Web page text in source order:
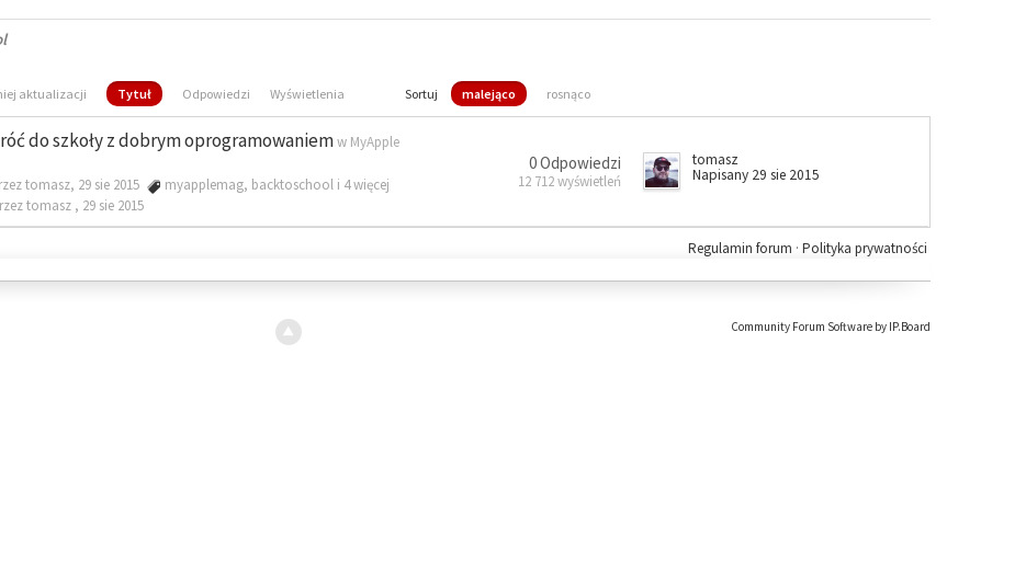
aktualizacji Tytuł Odpowiedzi Wyświetlenia Sortuj malejąco rosnąco
do szkoły z dobrym oprogramowaniemw MyApple
tomasz, 29 sie 2015
myapplemag, backtoschool i 4 więcej
tomasz , 29 sie 2015
0 Odpowiedzi
12 712 wyświetleń
tomasz
Napisany 29 sie 2015
Polityka prywatności
Regulamin forum ·
Community Forum Software by IP.Board